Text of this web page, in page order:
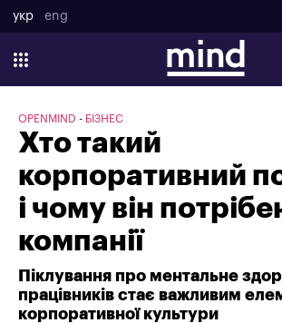
укр eng
OPENMIND БІЗНЕС
Хто такий
корпоративний
і чому він
компанії
Піклування про ментальне
працівників стає важливим
корпоративної культури